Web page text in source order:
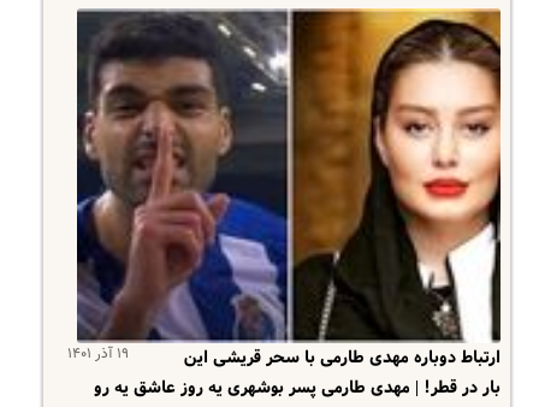
۱۹ آذر ۱۴۰۱
ارتباط دوباره مهدی طارمی با سحر قریشی این
بار در قطر! | مهدی طارمی پسر بوشهری یه روز عاشق یه رو